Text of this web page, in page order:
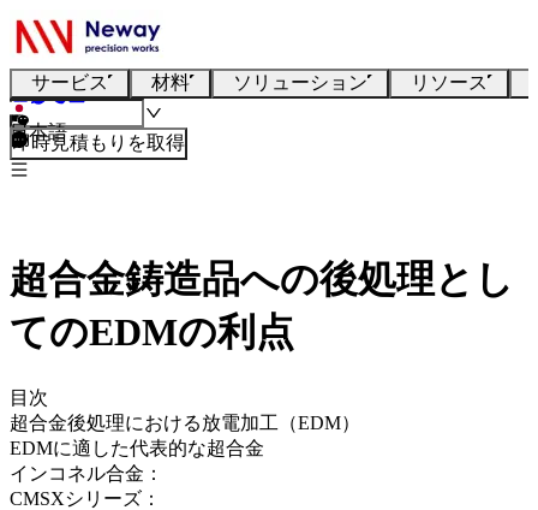
サービス 材料 ソリューション リソース
日本語
即時見積もりを取得
超合金鋳造品への後処理とし
てのEDMの利点
目次
超合金後処理における放電加工（EDM）
EDMに適した代表的な超合金
インコネル合金：
CMSXシリーズ：